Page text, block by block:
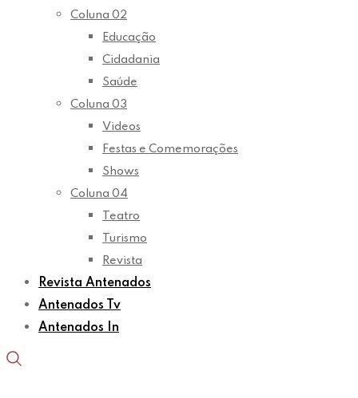
Coluna 02
Educação
Cidadania
Saúde
Coluna 03
Videos
Festas e Comemorações
Shows
Coluna 04
Teatro
Turismo
Revista
Revista Antenados
Antenados Tv
Antenados In